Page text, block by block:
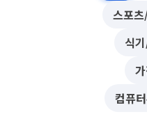
스포
식
컴퓨